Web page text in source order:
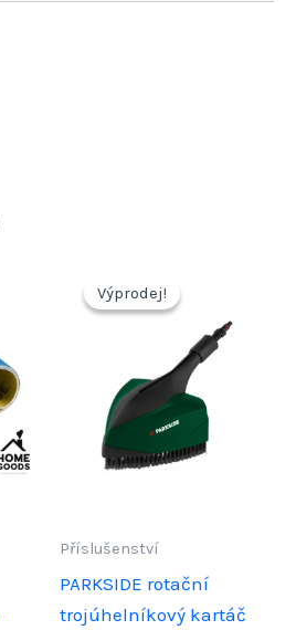
Výprodej!
Výprodej!
Příslušenství
PARKSIDE rotační
trojúhelníkový kartáč